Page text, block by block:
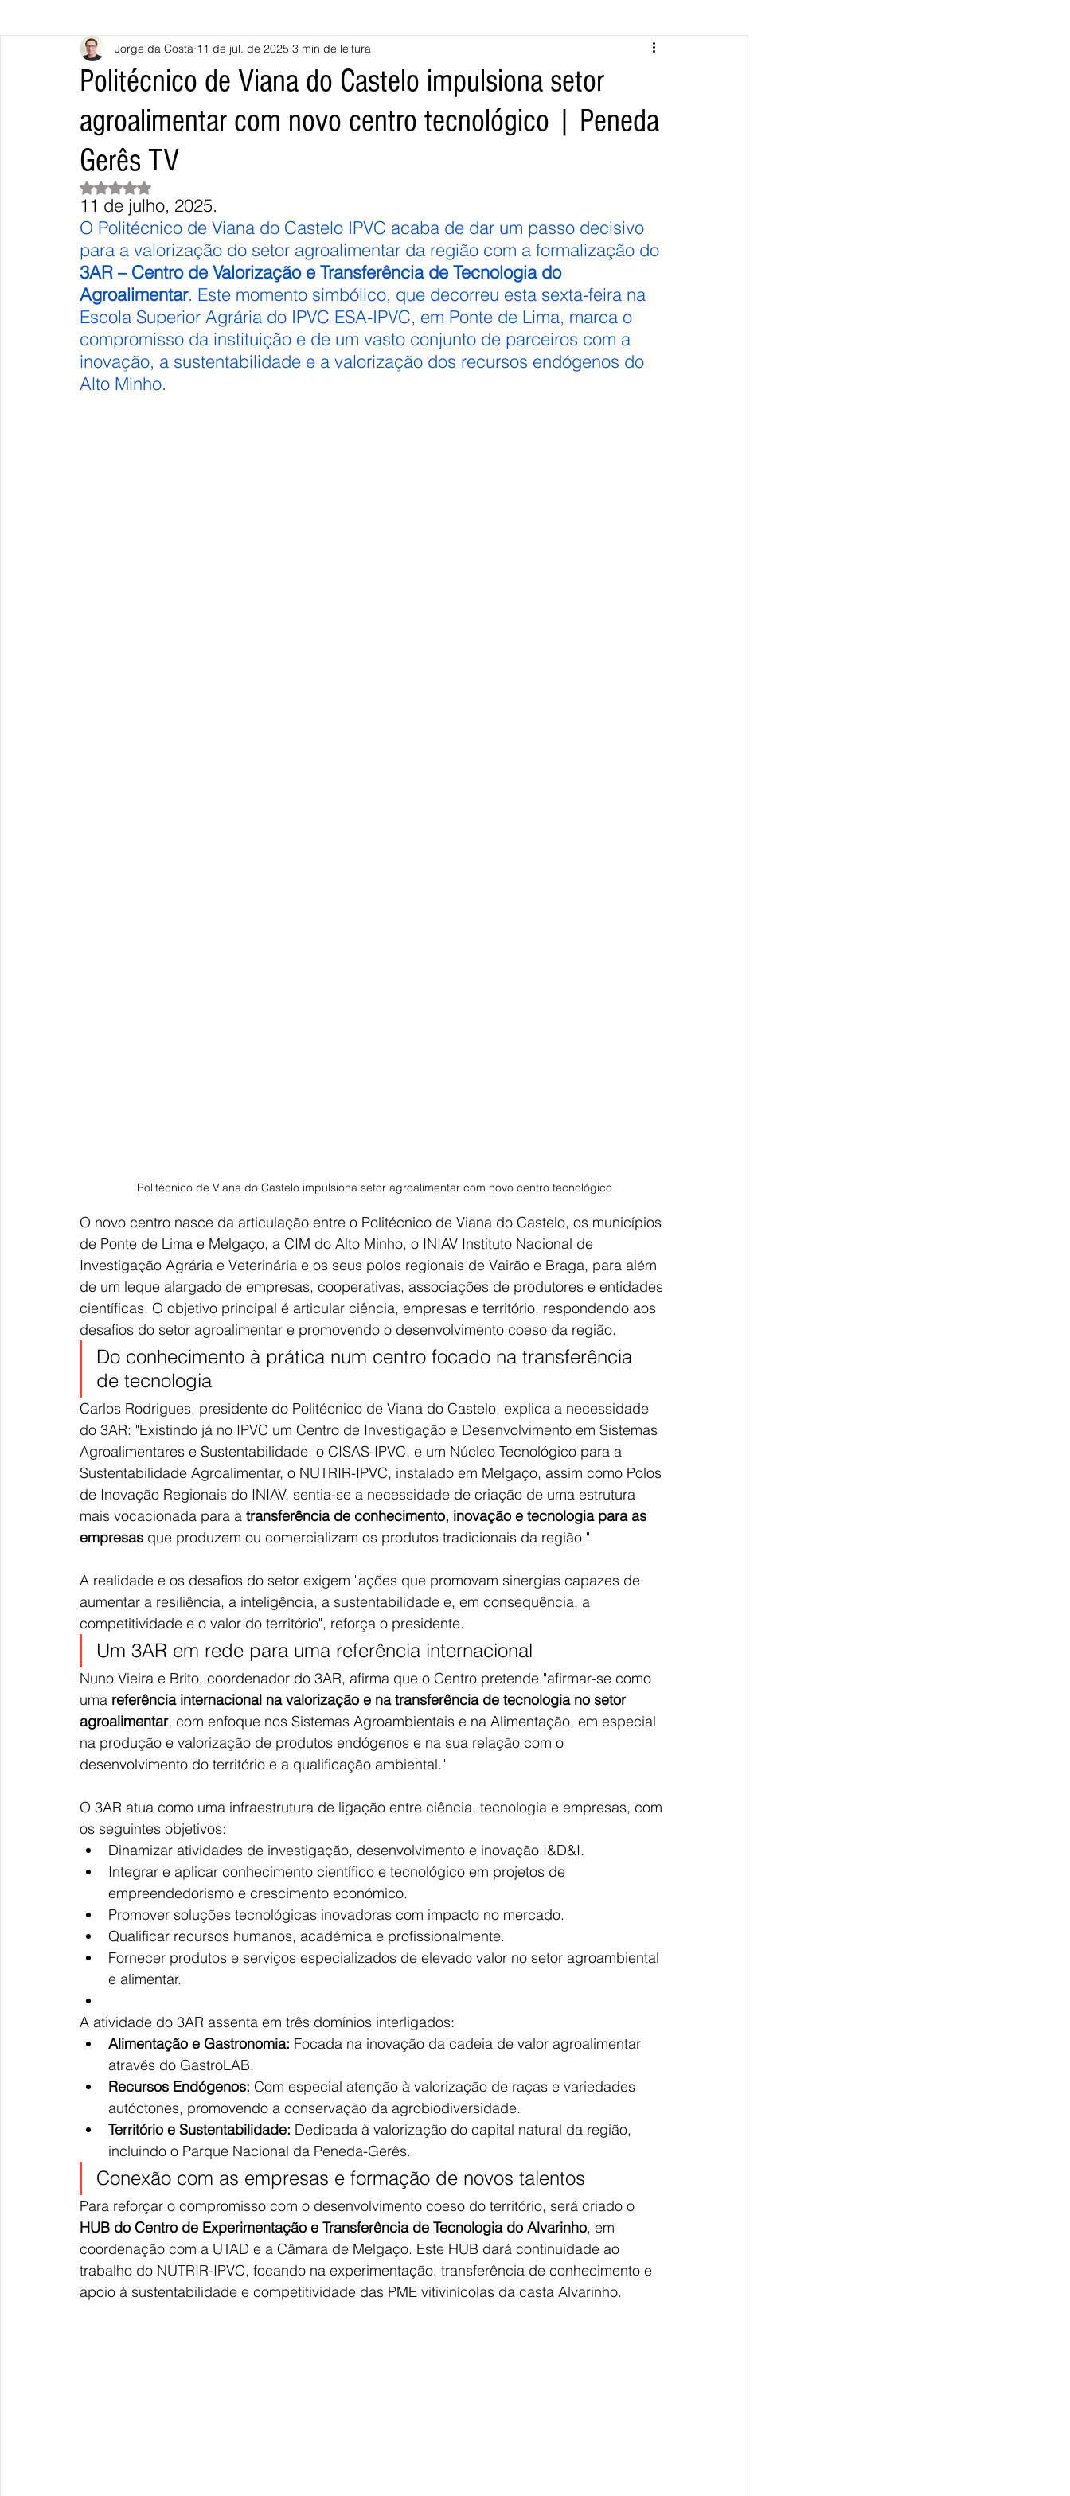
Vila Nova de Cerveira Monção Valença
Terras de Bouro Póvoa de Lanhoso Vieira do Minho Vila Verde Braga Barcelos Regional Nacional
União Europeia
Politécnico de Viana do Castelo impulsiona setor
agroalimentar com novo centro tecnológico | Peneda
Gerês TV
Jorge da Costa 11 de jul. de 2025 3 min de leitura
Avaliado com NaN de 5 estrelas.
11 de julho, 2025.
O Politécnico de Viana do Castelo IPVC acaba de dar um passo decisivo
para a valorização do setor agroalimentar da região com a formalização do
3AR – Centro de Valorização e Transferência de Tecnologia do
Agroalimentar. Este momento simbólico, que decorreu esta sexta-feira na
Escola Superior Agrária do IPVC ESA-IPVC, em Ponte de Lima, marca o
compromisso da instituição e de um vasto conjunto de parceiros com a
inovação, a sustentabilidade e a valorização dos recursos endógenos do
Alto Minho.
Politécnico de Viana do Castelo impulsiona setor agroalimentar com novo centro tecnológico
O novo centro nasce da articulação entre o Politécnico de Viana do Castelo, os municípios
de Ponte de Lima e Melgaço, a CIM do Alto Minho, o INIAV Instituto Nacional de
Investigação Agrária e Veterinária e os seus polos regionais de Vairão e Braga, para além
de um leque alargado de empresas, cooperativas, associações de produtores e entidades
científicas. O objetivo principal é articular ciência, empresas e território, respondendo aos
desafios do setor agroalimentar e promovendo o desenvolvimento coeso da região.
Do conhecimento à prática num centro focado na transferência
de tecnologia
Carlos Rodrigues, presidente do Politécnico de Viana do Castelo, explica a necessidade
do 3AR: "Existindo já no IPVC um Centro de Investigação e Desenvolvimento em Sistemas
Agroalimentares e Sustentabilidade, o CISAS-IPVC, e um Núcleo Tecnológico para a
Sustentabilidade Agroalimentar, o NUTRIR-IPVC, instalado em Melgaço, assim como Polos
de Inovação Regionais do INIAV, sentia-se a necessidade de criação de uma estrutura
mais vocacionada para a transferência de conhecimento, inovação e tecnologia para as
empresas que produzem ou comercializam os produtos tradicionais da região."
A realidade e os desafios do setor exigem "ações que promovam sinergias capazes de
aumentar a resiliência, a inteligência, a sustentabilidade e, em consequência, a
competitividade e o valor do território", reforça o presidente.
Um 3AR em rede para uma referência internacional
Nuno Vieira e Brito, coordenador do 3AR, afirma que o Centro pretende "afirmar-se como
uma referência internacional na valorização e na transferência de tecnologia no setor
agroalimentar, com enfoque nos Sistemas Agroambientais e na Alimentação, em especial
na produção e valorização de produtos endógenos e na sua relação com o
desenvolvimento do território e a qualificação ambiental."
O 3AR atua como uma infraestrutura de ligação entre ciência, tecnologia e empresas, com
os seguintes objetivos:
Dinamizar atividades de investigação, desenvolvimento e inovação I&D&I.
Integrar e aplicar conhecimento científico e tecnológico em projetos de
empreendedorismo e crescimento económico.
Promover soluções tecnológicas inovadoras com impacto no mercado.
Qualificar recursos humanos, académica e profissionalmente.
Fornecer produtos e serviços especializados de elevado valor no setor agroambiental
e alimentar.
A atividade do 3AR assenta em três domínios interligados:
Alimentação e Gastronomia: Focada na inovação da cadeia de valor agroalimentar
através do GastroLAB.
Recursos Endógenos: Com especial atenção à valorização de raças e variedades
autóctones, promovendo a conservação da agrobiodiversidade.
Território e Sustentabilidade: Dedicada à valorização do capital natural da região,
incluindo o Parque Nacional da Peneda-Gerês.
Conexão com as empresas e formação de novos talentos
Para reforçar o compromisso com o desenvolvimento coeso do território, será criado o
HUB do Centro de Experimentação e Transferência de Tecnologia do Alvarinho, em
coordenação com a UTAD e a Câmara de Melgaço. Este HUB dará continuidade ao
trabalho do NUTRIR-IPVC, focando na experimentação, transferência de conhecimento e
apoio à sustentabilidade e competitividade das PME vitivinícolas da casta Alvarinho.